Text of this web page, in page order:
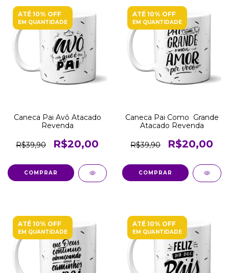
ATÉ 10% OFF
EM QUANTIDADE
Caneca Pai Avô Atacado
Revenda
R$39,90 R$20,00
COMPRAR
ATÉ 10% OFF
EM QUANTIDADE
Caneca Pai Como  Grande
Atacado Revenda
R$39,90 R$20,00
COMPRAR
ATÉ 10% OFF
EM QUANTIDADE
ATÉ 10% OFF
EM QUANTIDADE